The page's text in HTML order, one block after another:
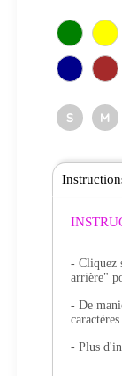
S M
- Cliquez
arrière"
- De
- Plus